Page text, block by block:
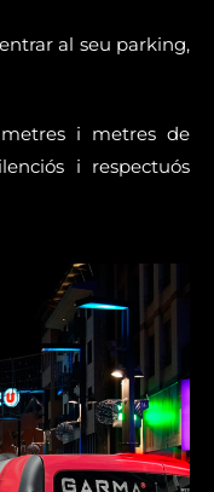
al seu parking,
i metres de
i respectuós